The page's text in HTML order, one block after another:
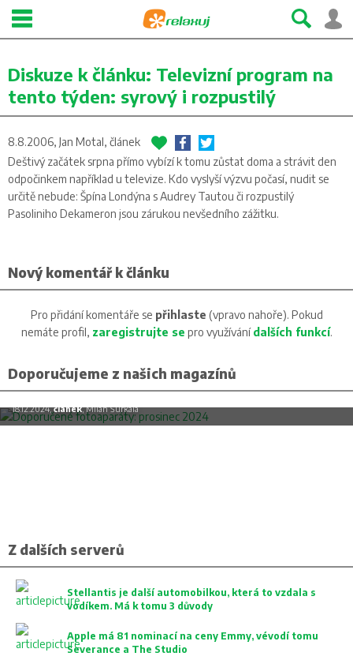
Diskuze k článku: Televizní program na
tento týden: syrový i rozpustilý
8.8.2006, Jan Motal, článek
Deštivý začátek srpna přímo vybízí k tomu zůstat doma a strávit den
odpočinkem například u televize. Kdo vyslyší výzvu počasí, nudit se
určitě nebude: Špína Londýna s Audrey Tautou či rozpustilý
Pasoliniho Dekameron jsou zárukou nevšedního zážitku.
Nový komentář k článku
Pro přidání komentáře se přihlaste (vpravo nahoře). Pokud
nemáte profil, zaregistrujte se pro využívánídalších funkcí.
Doporučujeme z našich magazínů
Doporučené fotoaparáty: prosinec 2024
18.12.2024,článek, Milan Šurkala
Z dalších serverů
Stellantis je další automobilkou, která to vzdala s
vodíkem. Má k tomu 3 důvody
Apple má 81 nominací na ceny Emmy, vévodí tomu
Severance a The Studio